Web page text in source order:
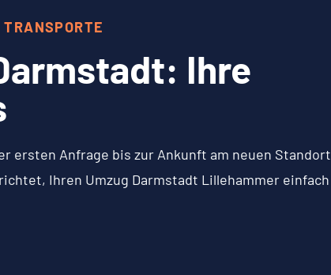
Ihre
ersten Anfrage bis zur Ankunft am neuen Standort
Ihren Umzug Darmstadt Lillehammer einfach